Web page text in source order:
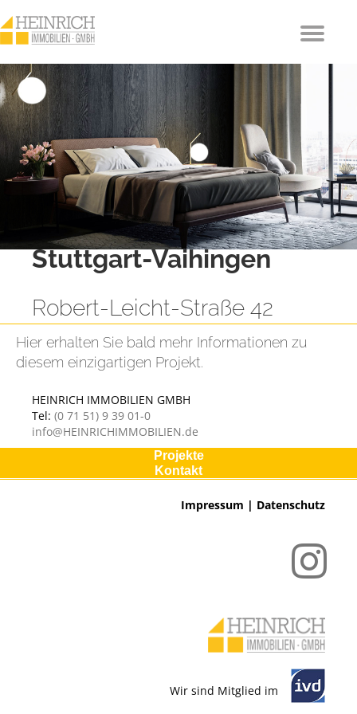
Stuttgart-Vaihingen
Robert-Leicht-Straße 42
Hier erhalten Sie bald mehr Informationen zu
diesem einzigartigen Projekt.
HEINRICH IMMOBILIEN GMBH
Tel: (0 71 51) 9 39 01-0
info@HEINRICHIMMOBILIEN.de
Projekte
Kontakt
Impressum | Datenschutz
Wir sind Mitglied im